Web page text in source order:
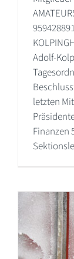
Adolf-
letzten
Finanzen